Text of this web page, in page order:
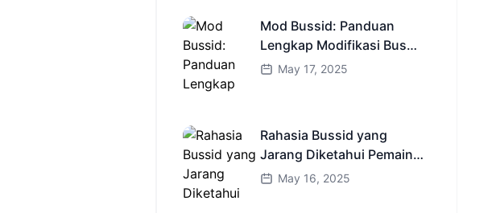
Mod Bussid: Panduan
Lengkap Modifikasi Bus
Simulator Indonesia
May 17, 2025
Rahasia Bussid yang
Jarang Diketahui Pemain
Baru Kamu Wajib Coba!
May 16, 2025